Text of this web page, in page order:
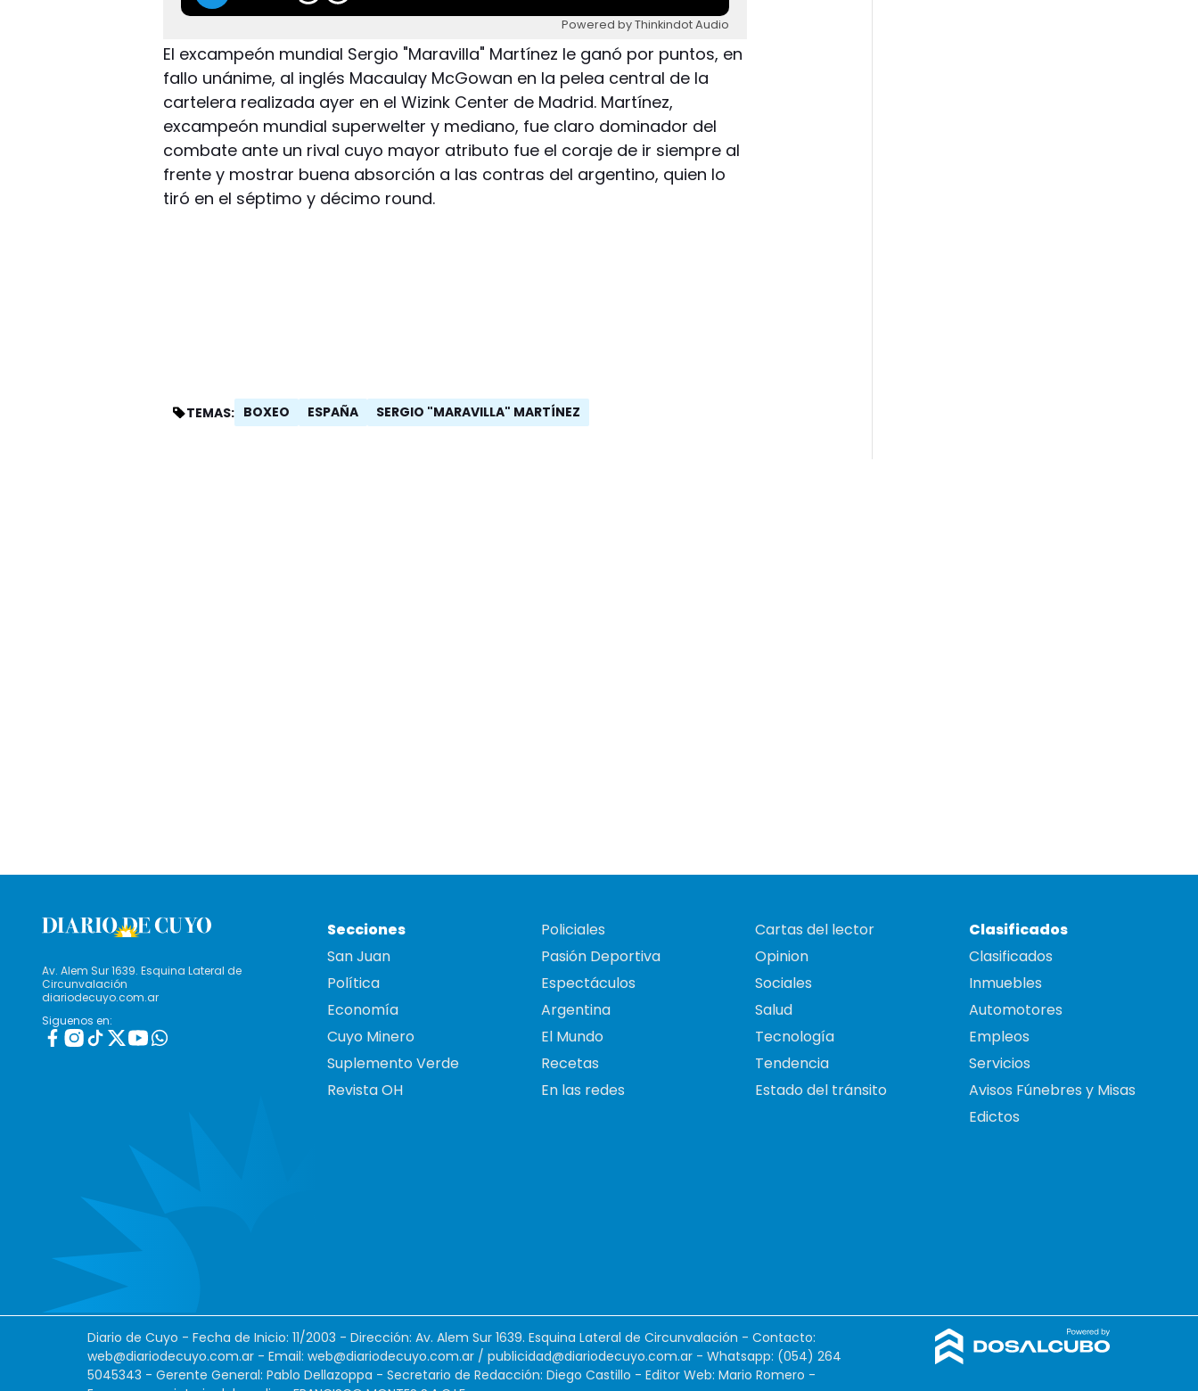
Powered by Thinkindot Audio
El excampeón mundial Sergio "Maravilla" Martínez le ganó por puntos, en
fallo unánime, al inglés Macaulay McGowan en la pelea central de la
cartelera realizada ayer en el Wizink Center de Madrid. Martínez,
excampeón mundial superwelter y mediano, fue claro dominador del
combate ante un rival cuyo mayor atributo fue el coraje de ir siempre al
frente y mostrar buena absorción a las contras del argentino, quien lo
tiró en el séptimo y décimo round.
TEMAS: BOXEO ESPAÑA SERGIO "MARAVILLA" MARTÍNEZ
Av. Alem Sur 1639. Esquina Lateral de
Circunvalación
diariodecuyo.com.ar
Siguenos en:
Secciones
San Juan
Política
Economía
Cuyo Minero
Suplemento Verde
Revista OH
Policiales
Pasión Deportiva
Espectáculos
Argentina
El Mundo
Recetas
En las redes
Cartas del lector
Opinion
Sociales
Salud
Tecnología
Tendencia
Estado del tránsito
Clasificados
Clasificados
Inmuebles
Automotores
Empleos
Servicios
Avisos Fúnebres y Misas
Edictos
Diario de Cuyo - Fecha de Inicio: 11/2003 - Dirección: Av. Alem Sur 1639. Esquina Lateral de Circunvalación - Contacto:
web@diariodecuyo.com.ar - Email: web@diariodecuyo.com.ar / publicidad@diariodecuyo.com.ar - Whatsapp: (054) 264
5045343 - Gerente General: Pablo Dellazoppa - Secretario de Redacción: Diego Castillo - Editor Web: Mario Romero -